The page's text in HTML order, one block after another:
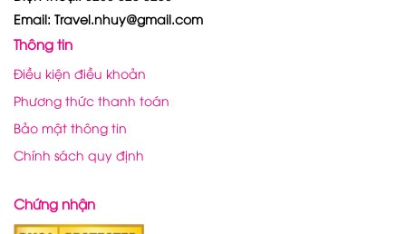
Email: Travel.nhuy@gmail.com
Thông tin
Điều kiện điều khoản
Phương thức thanh toán
Bảo mật thông tin
Chính sách quy định
Chứng nhận